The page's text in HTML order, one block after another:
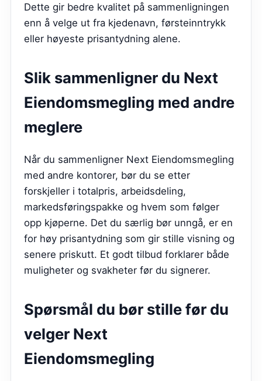
Dette gir bedre kvalitet på sammenligningen
enn å velge ut fra kjedenavn, førsteinntrykk
eller høyeste prisantydning alene.
Slik sammenligner du Next
Eiendomsmegling med andre
meglere
Når du sammenligner Next Eiendomsmegling
med andre kontorer, bør du se etter
forskjeller i totalpris, arbeidsdeling,
markedsføringspakke og hvem som følger
opp kjøperne. Det du særlig bør unngå, er en
for høy prisantydning som gir stille visning og
senere priskutt. Et godt tilbud forklarer både
muligheter og svakheter før du signerer.
Spørsmål du bør stille før du
velger Next
Eiendomsmegling